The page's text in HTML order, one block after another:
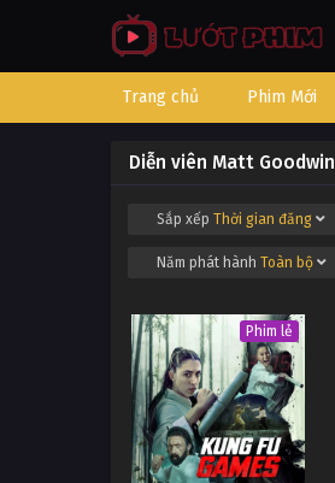
Trang chủ Phim Mới
Diễn viên Matt Goodwin
Sắp xếpThời gian đăng
Năm phát hành Toàn bộ
Phim lẻ